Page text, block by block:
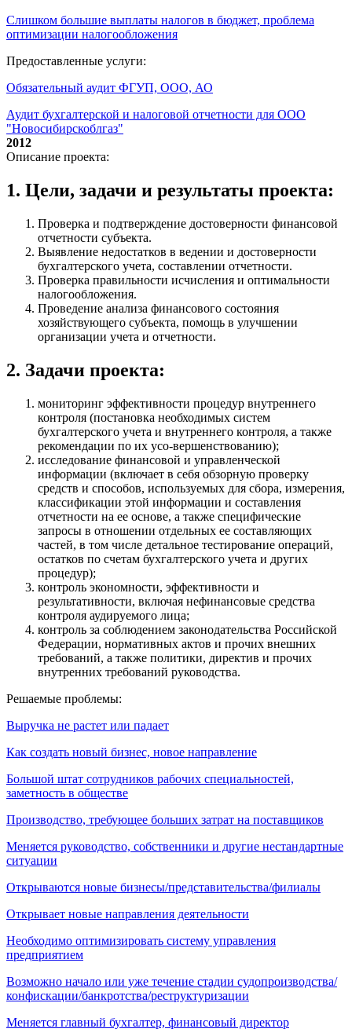
Слишком большие выплаты налогов в бюджет, проблема
оптимизации налогообложения
Предоставленные услуги:
Обязательный аудит ФГУП, ООО, АО
Аудит бухгалтерской и налоговой отчетности для ООО
"Новосибирскоблгаз"
2012
Описание проекта:
1. Цели, задачи и результаты проекта:
Проверка и подтверждение достоверности финансовой
отчетности субъекта.
Выявление недостатков в ведении и достоверности
бухгалтерского учета, составлении отчетности.
Проверка правильности исчисления и оптимальности
налогообложения.
Проведение анализа финансового состояния
хозяйствующего субъекта, помощь в улучшении
организации учета и отчетности.
2. Задачи проекта:
мониторинг эффективности процедур внутреннего
контроля (постановка необходимых систем
бухгалтерского учета и внутреннего контроля, а также
рекомендации по их усо-вершенствованию);
исследование финансовой и управленческой
информации (включает в себя обзорную проверку
средств и способов, используемых для сбора, измерения,
классификации этой информации и составления
отчетности на ее основе, а также специфические
запросы в отношении отдельных ее составляющих
частей, в том числе детальное тестирование операций,
остатков по счетам бухгалтерского учета и других
процедур);
контроль экономности, эффективности и
результативности, включая нефинансовые средства
контроля аудируемого лица;
контроль за соблюдением законодательства Российской
Федерации, нормативных актов и прочих внешних
требований, а также политики, директив и прочих
внутренних требований руководства.
Решаемые проблемы:
Выручка не растет или падает
Как создать новый бизнес, новое направление
Большой штат сотрудников рабочих специальностей,
заметность в обществе
Производство, требующее больших затрат на поставщиков
Меняется руководство, собственники и другие нестандартные
ситуации
Открываются новые бизнесы/представительства/филиалы
Открывает новые направления деятельности
Необходимо оптимизировать систему управления
предприятием
Возможно начало или уже течение стадии судопроизводства/
конфискации/банкротства/реструктуризации
Меняется главный бухгалтер, финансовый директор